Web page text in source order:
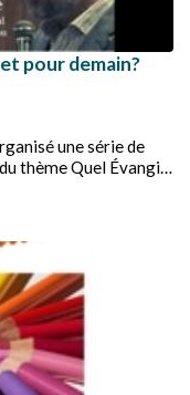
pour demain?
une série de
thème Quel Évangile